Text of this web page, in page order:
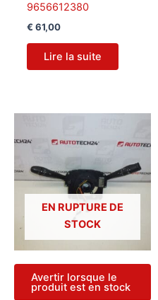
9656612380
€ 61,00
Lire la suite
EN RUPTURE DE
STOCK
Avertir lorsque le
produit est en stock